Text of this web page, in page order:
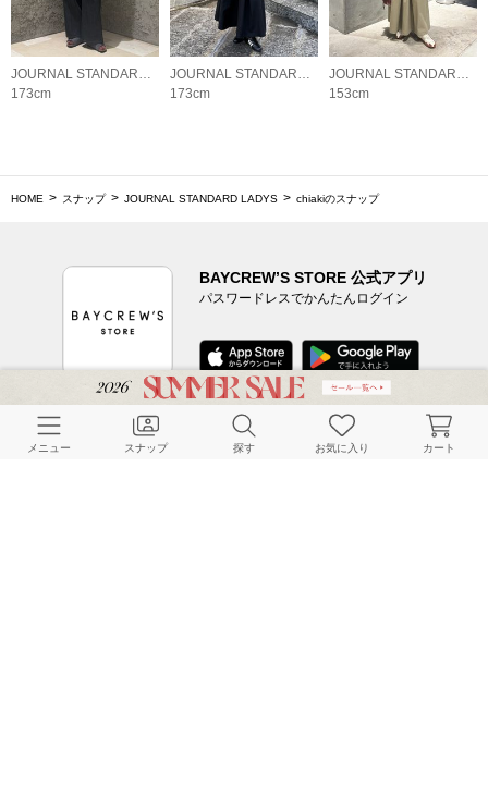
173cm
173cm
153cm
HOME スナップ JOURNAL STANDARD LADYS chiakiのスナップ
BAYCREW’S STORE 公式アプリ
パスワードレスでかんたんログイン
CUSTOMER SERVICE
メニュー スナップ 探す お気に入り カート